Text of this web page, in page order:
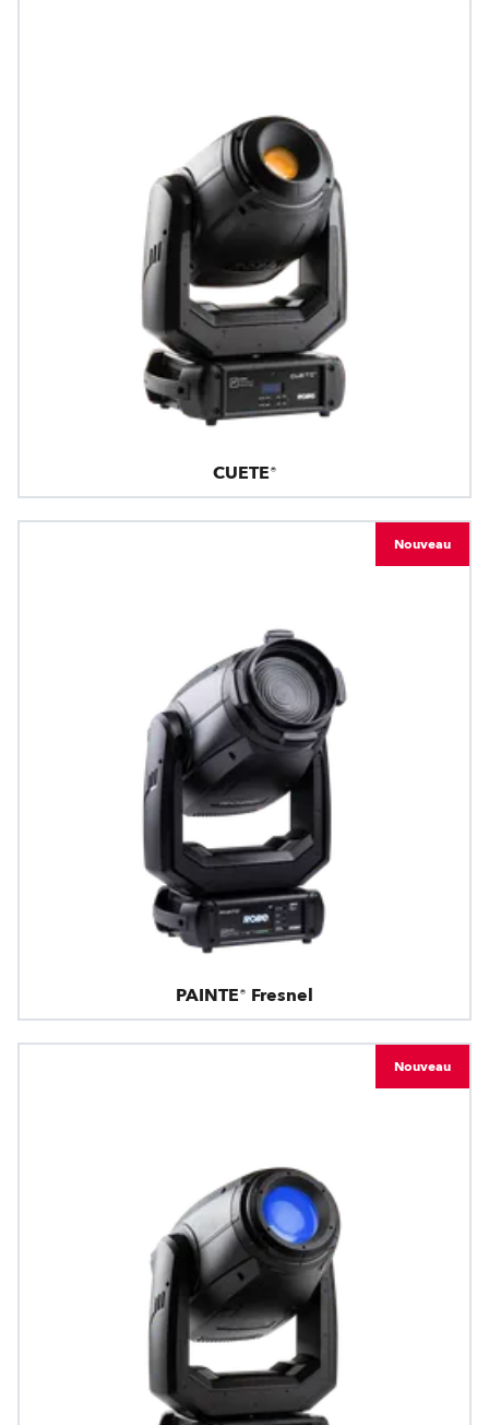
CUETE®
PAINTE® Fresnel
Nouveau
Nouveau